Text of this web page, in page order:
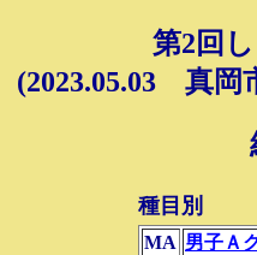
第2回
(2023.05.03 真岡
種目別
MA 男子Ａ